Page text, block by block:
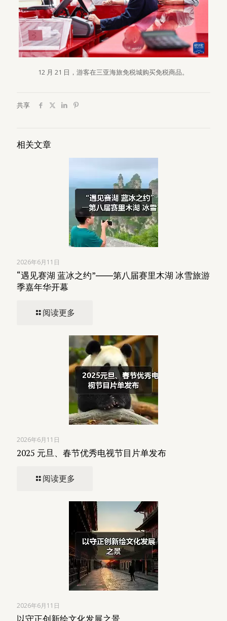
12 月 21 日，游客在三亚海旅免税城购买免税商品。
共享
相关文章
2026年6月11日
“遇见赛湖 蓝冰之约”――第八届赛里木湖 冰雪旅游
季嘉年华开幕
阅读更多
2026年6月11日
2025 元旦、春节优秀电视节目片单发布
阅读更多
2026年6月11日